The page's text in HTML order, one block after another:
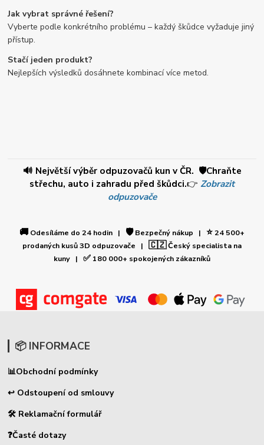
Jak vybrat správné řešení?
Vyberte podle konkrétního problému – každý škůdce vyžaduje jiný
přístup.
Stačí jeden produkt?
Nejlepších výsledků dosáhnete kombinací více metod.
🔊 Největší výběr odpuzovačů kun v ČR. 🛡️Chraňte
střechu, auto i zahradu před škůdci.👉 Zobrazit
odpuzovače
🚚 Odesíláme do 24 hodin | 🛡️Bezpečný nákup | ⭐24 500+
prodaných kusů 3D odpuzovače | 🇨🇿Český specialista na
kuny | ✅ 180 000+ spokojených zákazníků
📦 INFORMACE
📊Obchodní podmínky
↩ Odstoupení od smlouvy
🛠 Reklamační formulář
❓Časté dotazy